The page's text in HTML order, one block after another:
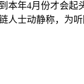
4月份才会起
士动静称，为